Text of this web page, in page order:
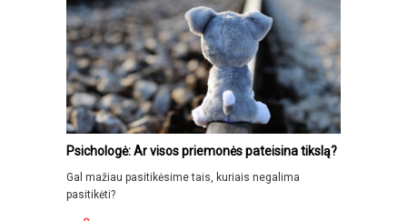
Psichologė: Ar visos priemonės pateisina tikslą?
Gal mažiau pasitikėsime tais, kuriais negalima
pasitikėti?